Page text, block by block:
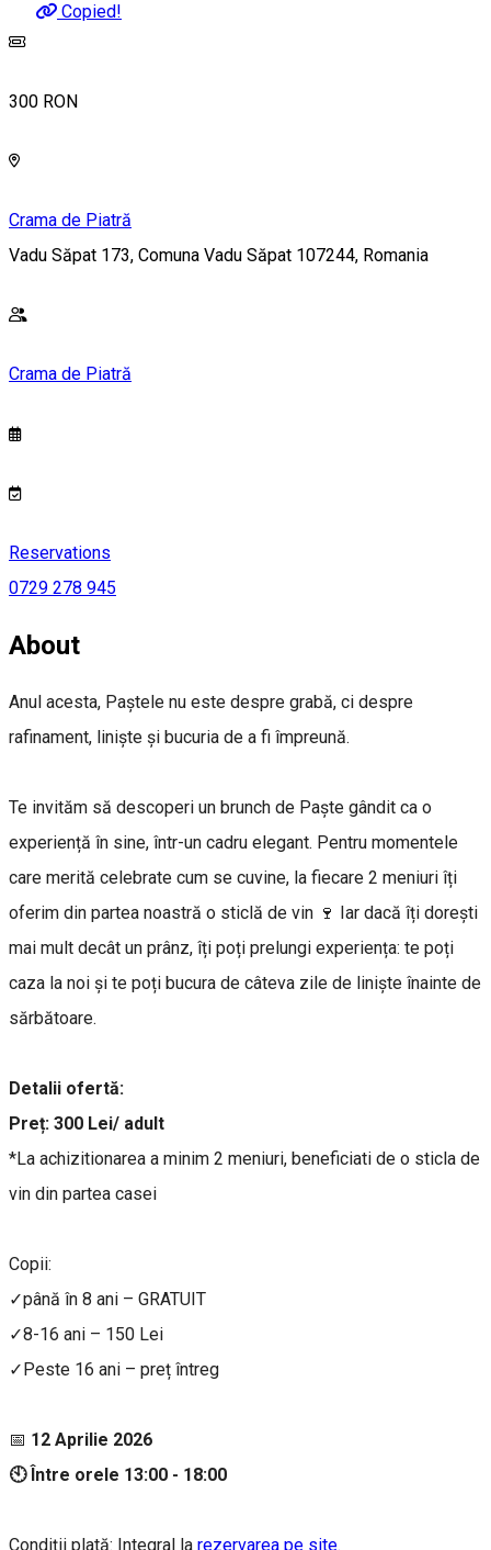
Copied!
300 RON
Crama de Piatră
Vadu Săpat 173, Comuna Vadu Săpat 107244, Romania
Crama de Piatră
Reservations
0729 278 945
About
Anul acesta, Paștele nu este despre grabă, ci despre
rafinament, liniște și bucuria de a fi împreună.
Te invităm să descoperi un brunch de Paște gândit ca o
experiență în sine, într-un cadru elegant. Pentru momentele
care merită celebrate cum se cuvine, la fiecare 2 meniuri îți
oferim din partea noastră o sticlă de vin 🍷 Iar dacă îți dorești
mai mult decât un prânz, îți poți prelungi experiența: te poți
caza la noi și te poți bucura de câteva zile de liniște înainte de
sărbătoare.
Detalii ofertă:
Preț: 300 Lei/ adult
*La achizitionarea a minim 2 meniuri, beneficiati de o sticla de
vin din partea casei
Copii:
✓până în 8 ani – GRATUIT
✓8-16 ani – 150 Lei
✓Peste 16 ani – preț întreg
📅 12 Aprilie 2026
🕙 Între orele 13:00 - 18:00
Condiții plată: Integral la rezervarea pe site.